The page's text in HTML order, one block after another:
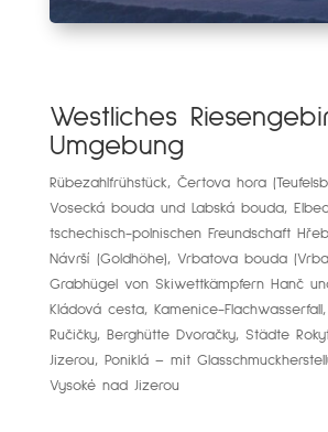
Westliches
Umgebung
Rübezahlfrühstück, Čertova hora
Vosecká bouda und Labská bouda,
tschechisch-polnischen Freundschaft
Návrší (Goldhöhe), Vrbatova bouda
Grabhügel von Skiwettkämpfern Hanč
Kládová cesta, Kamenice-
Ručičky, Berghütte Dvoračky, Städte
Jizerou, Poniklá – mit
Vysoké nad Jizerou